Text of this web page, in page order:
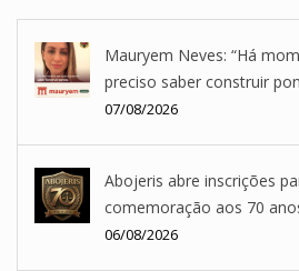
Mauryem Neves: “Há
preciso saber construir
07/08/2026
Abojeris abre inscrições
comemoração aos 70
06/08/2026